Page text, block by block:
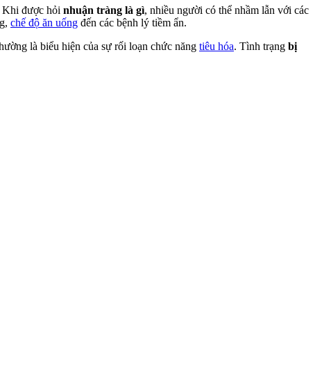
Khi được hỏi nhuận tràng là gì, nhiều người có thể nhầm lẫn với các
chế độ ăn uống đến các bệnh lý tiềm ẩn.
là biểu hiện của sự rối loạn chức năng tiêu hóa. Tình trạng bị